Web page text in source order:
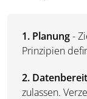
1. Planung-
Prinzipien
2.
zulassen.